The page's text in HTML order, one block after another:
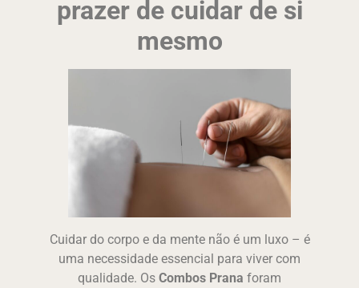
prazer de cuidar de si
mesmo
Cuidar do corpo e da mente não é um luxo – é
uma necessidade essencial para viver com
qualidade. Os Combos Prana foram